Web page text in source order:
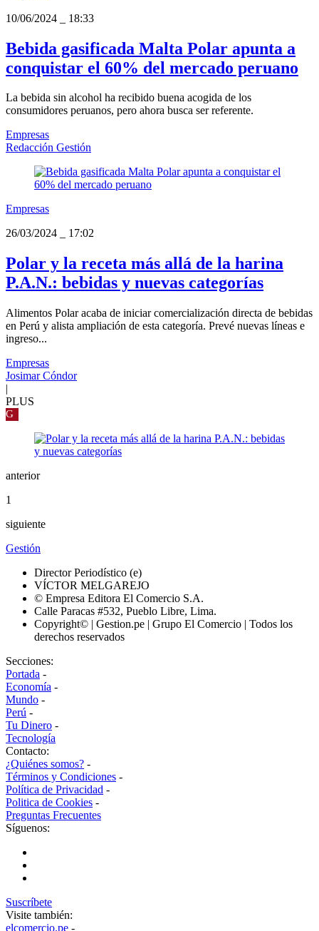
10/06/2024
18:33
Bebida gasificada Malta Polar apunta a
conquistar el 60% del mercado peruano
La bebida sin alcohol ha recibido buena acogida de los
consumidores peruanos, pero ahora busca ser referente.
Empresas
Redacción Gestión
Empresas
26/03/2024
17:02
Polar y la receta más allá de la harina
P.A.N.: bebidas y nuevas categorías
Alimentos Polar acaba de iniciar comercialización directa de bebidas
en Perú y alista ampliación de esta categoría. Prevé nuevas líneas e
ingreso...
Empresas
Josimar Cóndor
|
PLUS
G
anterior
1
siguiente
Gestión
Director Periodístico (e)
VÍCTOR MELGAREJO
© Empresa Editora El Comercio S.A.
Calle Paracas #532, Pueblo Libre, Lima.
Copyright© | Gestion.pe | Grupo El Comercio | Todos los
derechos reservados
Secciones:
Portada -
Economía -
Mundo -
Perú -
Tu Dinero -
Tecnología
Contacto:
¿Quiénes somos? -
Términos y Condiciones -
Política de Privacidad -
Politica de Cookies -
Preguntas Frecuentes
Síguenos:
Suscríbete
Visite también:
elcomercio.pe -